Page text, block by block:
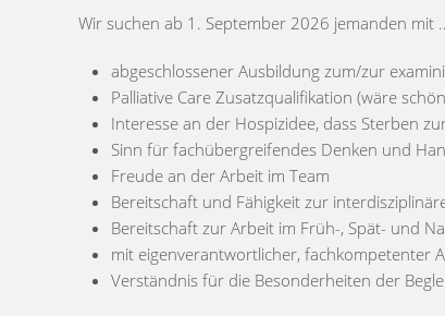
Wir suchen ab 1. September 2026 jemanden mit
abgeschlossener Ausbildung zum/zur
Palliative Care Zusatzqualifikation (wäre
Interesse an der Hospizidee, dass Sterben
Sinn für fachübergreifendes Denken und
Freude an der Arbeit im Team
Bereitschaft und Fähigkeit zur
Bereitschaft zur Arbeit im Früh-, Spät- und
mit eigenverantwortlicher, fachkompetenter
Verständnis für die Besonderheiten der